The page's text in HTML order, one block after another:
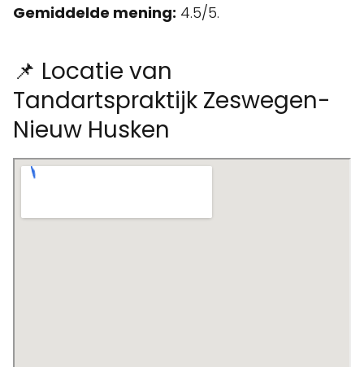
Gemiddelde mening: 4.5/5.
📌 Locatie van
Tandartspraktijk Zeswegen-
Nieuw Husken